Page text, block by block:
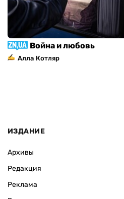
Война и любовь
Алла Котляр
ИЗДАНИЕ
Архивы
Редакция
Реклама